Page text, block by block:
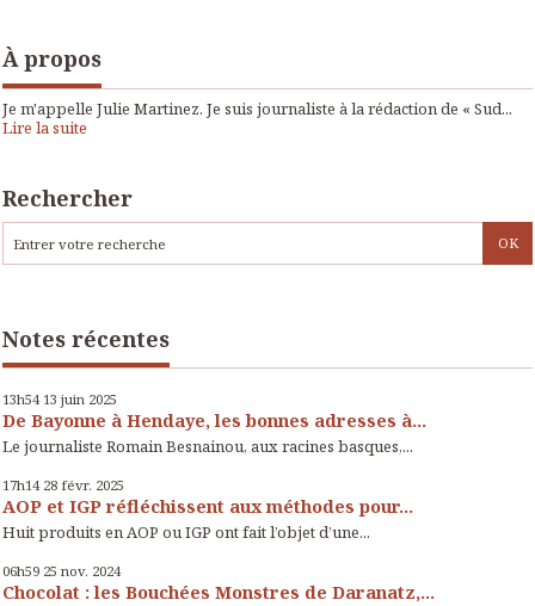
À propos
Je m'appelle Julie Martinez. Je suis journaliste à la rédaction de « Sud...
Lire la suite
Rechercher
Notes récentes
13h54 13 juin 2025
De Bayonne à Hendaye, les bonnes adresses à...
Le journaliste Romain Besnainou, aux racines basques,...
17h14 28 févr. 2025
AOP et IGP réfléchissent aux méthodes pour...
Huit produits en AOP ou IGP ont fait l’objet d’une...
06h59 25 nov. 2024
Chocolat : les Bouchées Monstres de Daranatz,...